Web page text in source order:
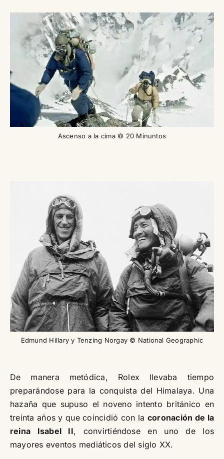
Ascenso a la cima © 20 Minuntos
Edmund Hillary y Tenzing Norgay © National Geographic
De manera metódica, Rolex llevaba tiempo
preparándose para la conquista del Himalaya. Una
hazaña que supuso el noveno intento británico en
treinta años y que coincidió con la coronación de la
reina Isabel II, convirtiéndose en uno de los
mayores eventos mediáticos del siglo XX.